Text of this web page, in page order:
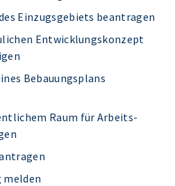
Einzugsgebiets beantragen
Entwicklungskonzept
Bebauungsplans
Raum für Arbeits-
melden